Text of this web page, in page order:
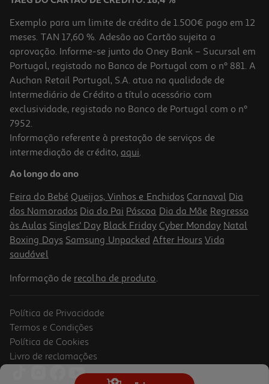
-10%
Livro A Mulher Por Detrás Da Parede De Filipa Fonseca Silva
14.99 €/un
PVP de editor
14,99 €
-10%
Livro Estefânia - A Rainha Virgem De Isabel Stilwell
Exemplo para um limite de crédito de 1.500€ pago em 12
meses. TAN 17,60 %. Adesão ao Cartão sujeita a
aprovação. Informe-se junto do Oney Bank – Sucursal em
Portugal, registado no Banco de Portugal com o nº 881. A
Auchan Retail Portugal, S.A. atua na qualidade de
Intermediário de Crédito a título acessório com
exclusividade, registado no Banco de Portugal com o nº
7952.
Informação referente à prestação de serviços de
intermediação de crédito, aqui.
Ao longo do ano
Feira do Bebé Queijos, Vinhos e Enchidos Carnaval Dia
dos Namorados Dia do Pai Páscoa Dia da Mãe Regresso
às Aulas Singles' Day Black Friday Cyber Monday Natal
Boxing Days Samsung Unpacked After Hours Vida
saudável
Informação de recolha de produto.
Política de Privacidade
Termos e Condições
Política de Cookies
Livro de reclamações